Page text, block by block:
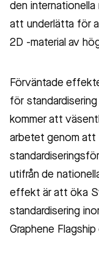
den internationella
att underlätta för
2D -material av
Förväntade
för
kommer att
arbetet genom att
utifrån de
effekt är att öka
standardisering
Graphene